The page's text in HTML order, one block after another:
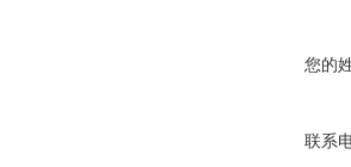
您的
联系